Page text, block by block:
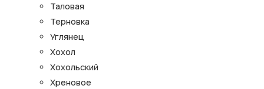
Таловая
Терновка
Углянец
Хохол
Хохольский
Хреновое